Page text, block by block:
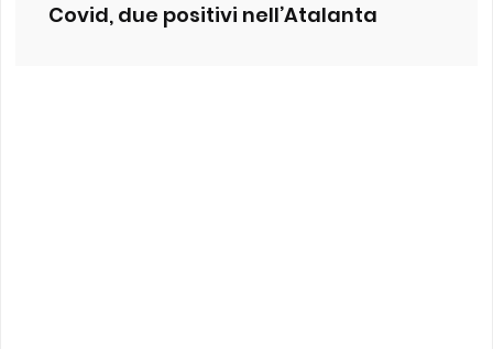
Covid, due positivi nell’Atalanta